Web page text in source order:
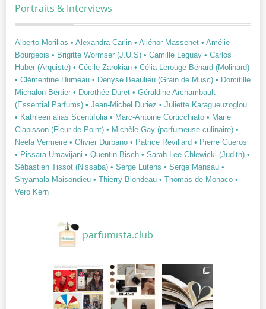
Portraits & Interviews
Alberto Morillas • Alexandra Carlin • Aliénor Massenet • Amélie
Bourgeois • Brigitte Wormser (J.U.S) • Camille Leguay • Carlos
Huber (Arquiste) • Cécile Zarokian • Célia Lerouge-Bénard (Molinard)
• Clémentine Humeau • Denyse Beaulieu (Grain de Musc) • Domitille
Michalon Bertier • Dorothée Duret • Géraldine Archambault
(Essential Parfums) • Jean-Michel Duriez • Juliette Karagueuzoglou
• Kathleen alias Scentifolia • Marc-Antoine Corticchiato • Marie
Clapisson (Fleur de Point) • Michèle Gay (parfumeuse culinaire) •
Neela Vermeire • Olivier Durbano • Patrice Revillard • Pierre Gueros
• Pissara Umavijani • Quentin Bisch • Sarah-Lee Chlewicki (Judith) •
Sébastien Tissot (Nissaba) • Serge Lutens • Serge Mansau •
Shyamala Maisondieu • Thierry Blondeau • Thomas de Monaco •
Vero Kern
parfumista.club